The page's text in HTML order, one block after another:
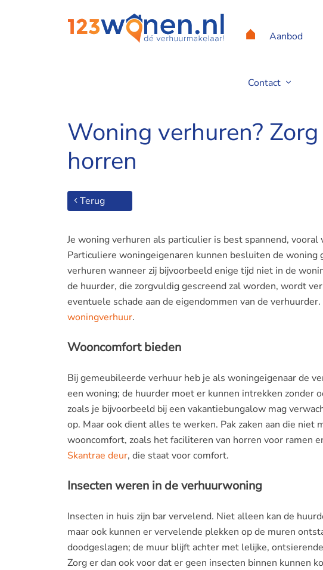
Aanbod
Contact
Woning verhuren? Zorg voor transparante binnendeuren en horren
Woning verhuren?
horren
Terug
Je woning verhuren als particulier is best spannend,
Particuliere woningeigenaren kunnen besluiten de woning
verhuren wanneer zij bijvoorbeeld enige tijd niet in de
de huurder, die zorgvuldig gescreend zal worden, wordt
eventuele schade aan de eigendommen van de
woningverhuur.
Wooncomfort bieden
Bij gemeubileerde verhuur heb je als woningeigenaar de
een woning; de huurder moet er kunnen intrekken zonder
zoals je bijvoorbeeld bij een vakantiebungalow mag
op. Maar ook dient alles te werken. Pak zaken aan die niet
wooncomfort, zoals het faciliteren van horren voor ramen
Skantrae deur, die staat voor comfort.
Insecten weren in de verhuurwoning
Insecten in huis zijn bar vervelend. Niet alleen kan de
maar ook kunnen er vervelende plekken op de muren
doodgeslagen; de muur blijft achter met lelijke,
Zorg er dan ook voor dat er geen insecten binnen kunnen